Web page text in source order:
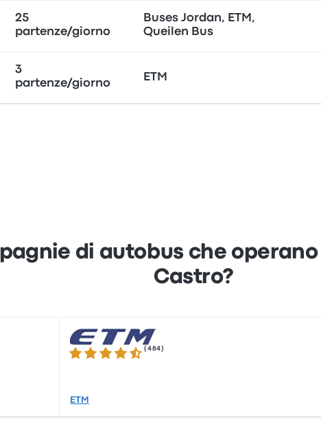
25
partenze/giorno
Buses Jordan, ETM,
Queilen Bus
3
partenze/giorno
ETM
di autobus che operano
Castro?
4.3 su 5 stelle ( 484 )
ETM